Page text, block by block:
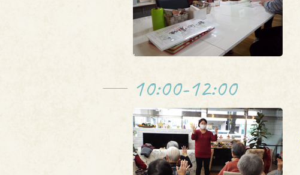
10:00-12:00